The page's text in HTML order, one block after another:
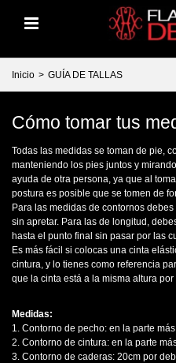
Inicio > GUÍA DE TALLAS
Cómo tomar tus
Todas las medidas se toman de pie,
manteniendo los pies juntos y
ayuda de otra persona, ya que al
postura es posible que se tomen de
Para las medidas de contornos
sin apretar. Para las de longitud,
hasta el punto final sin pasar por las
Es más fácil si colocas una cinta
cintura, y lo tienes como referencia
que la cinta está a la misma altura
Medidas:
1. Contorno de pecho: en la parte
2. Contorno de cintura: en la parte
3. Contorno de caderas: 20cm por